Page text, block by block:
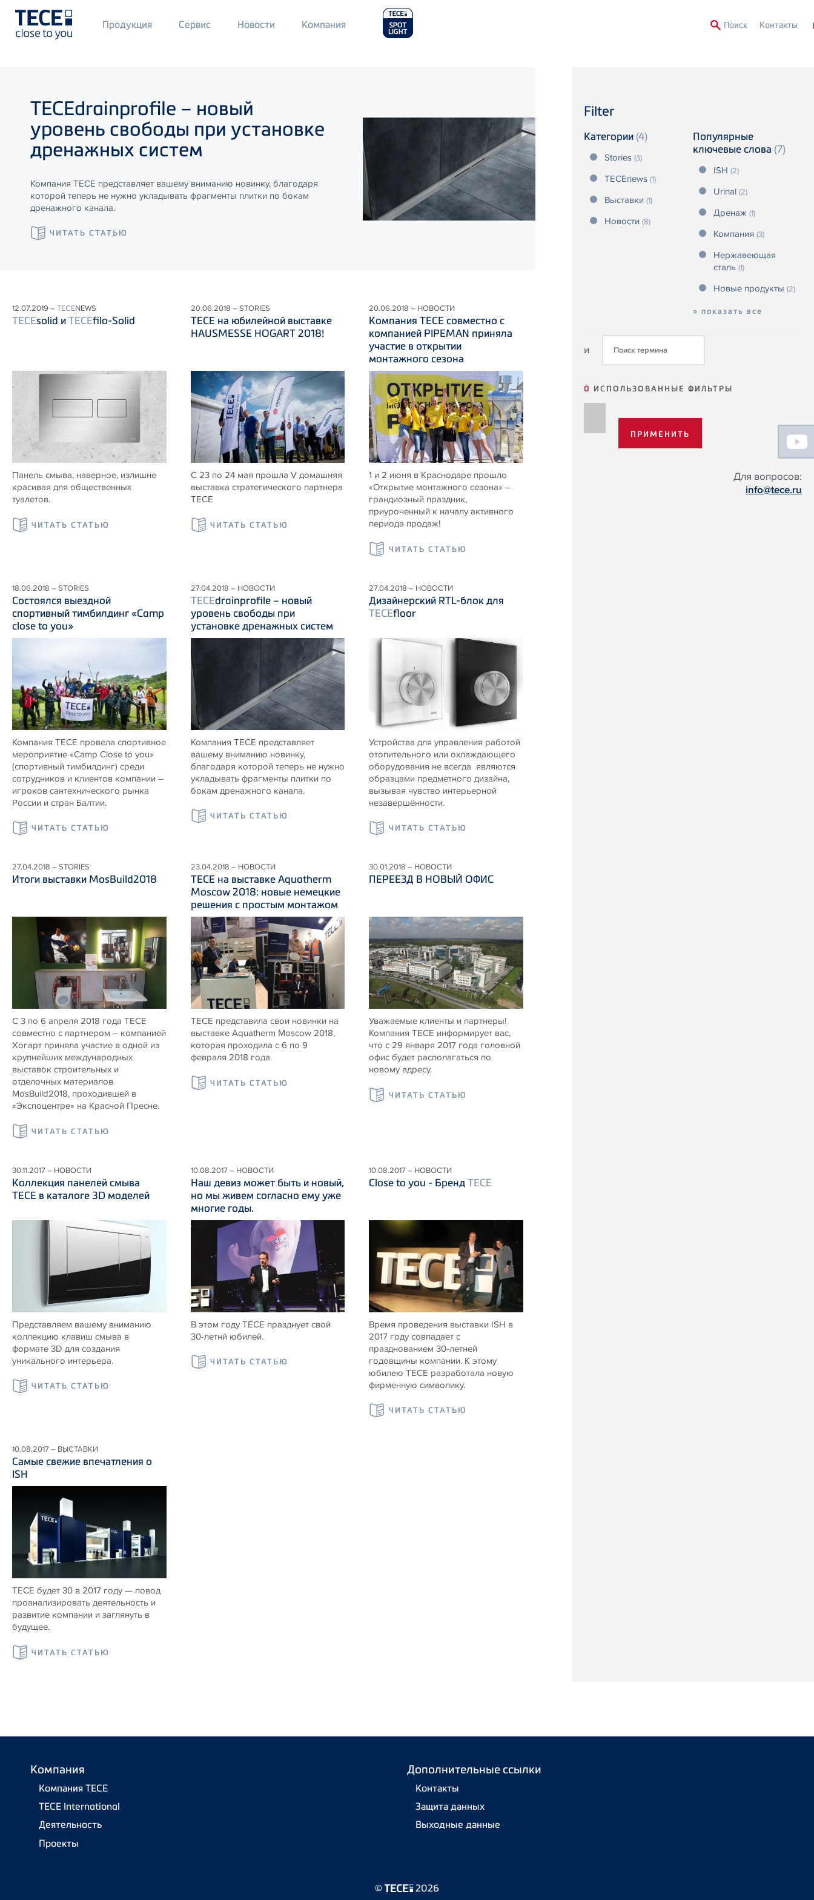
Main
Menü
Продукция Сервис Новости Main
Menu
Компания Поиск Контакты
Filter
Категории (4)
Stories (3)
TECEnews (1)
Выставки (1)
Новости (8)
Популярные
ключевые слова (7)
ISH (2)
Urinal (2)
Дренаж (1)
Компания (3)
Нержавеющая
сталь (1)
Новые продукты (2)
» показать все
и
0 ИСПОЛЬЗОВАННЫЕ ФИЛЬТРЫ
Для вопросов:
info@tece.ru
TECEdrainprofile – новый
уровень свободы при установке
дренажных систем
Компания ТЕСЕ представляет вашему вниманию новинку, благодаря
которой теперь не нужно укладывать фрагменты плитки по бокам
дренажного канала.
ЧИТАТЬ СТАТЬЮ
12.07.2019 –TECENEWS
TECEsolid иTECEfilo-Solid
Панель смыва, наверное, излишне
красивая для общественных
туалетов.
ЧИТАТЬ СТАТЬЮ
20.06.2018 – STORIES
ТЕСЕ на юбилейной выставке
HAUSMESSE HOGART 2018!
С 23 по 24 мая прошла V домашняя
выставка стратегического партнера
ТЕСЕ
ЧИТАТЬ СТАТЬЮ
20.06.2018 – НОВОСТИ
Компания ТЕСЕ совместно с
компанией PIPEMAN приняла
участие в открытии
монтажного сезона
1 и 2 июня в Краснодаре прошло
«Открытие монтажного сезона» –
грандиозный праздник,
приуроченный к началу активного
периода продаж!
ЧИТАТЬ СТАТЬЮ
18.06.2018 – STORIES
Состоялся выездной
спортивный тимбилдинг «Camp
close to you»
Компания ТЕСЕ провела спортивное
мероприятие «Camp Close to you»
(спортивный тимбилдинг) среди
сотрудников и клиентов компании –
игроков сантехнического рынка
России и стран Балтии.
ЧИТАТЬ СТАТЬЮ
27.04.2018 – НОВОСТИ
TECEdrainprofile – новый
уровень свободы при
установке дренажных систем
Компания ТЕСЕ представляет
вашему вниманию новинку,
благодаря которой теперь не нужно
укладывать фрагменты плитки по
бокам дренажного канала.
ЧИТАТЬ СТАТЬЮ
27.04.2018 – НОВОСТИ
Дизайнерский RTL-блок для
TECEfloor
Устройства для управления работой
отопительного или охлаждающего
оборудования не всегда являются
образцами предметного дизайна,
вызывая чувство интерьерной
незавершённости.
ЧИТАТЬ СТАТЬЮ
27.04.2018 – STORIES
Итоги выставки MosBuild2018
С 3 по 6 апреля 2018 года ТЕСЕ
совместно с партнером – компанией
Хогарт приняла участие в одной из
крупнейших международных
выставок строительных и
отделочных материалов
MosBuild2018, проходившей в
«Экспоцентре» на Красной Пресне.
ЧИТАТЬ СТАТЬЮ
23.04.2018 – НОВОСТИ
ТЕСЕ на выставке Aquatherm
Moscow 2018: новые немецкие
решения с простым монтажом
ТЕСЕ представила свои новинки на
выставке Aquatherm Moscow 2018,
которая проходила с 6 по 9
февраля 2018 года.
ЧИТАТЬ СТАТЬЮ
30.01.2018 – НОВОСТИ
ПЕРЕЕЗД В НОВЫЙ ОФИС
Уважаемые клиенты и партнеры!
Компания TECE информирует вас,
что с 29 января 2017 года головной
офис будет располагаться по
новому адресу.
ЧИТАТЬ СТАТЬЮ
30.11.2017 – НОВОСТИ
Коллекция панелей смыва
ТЕСЕ в каталоге 3D моделей
Представляем вашему вниманию
коллекцию клавиш смыва в
формате 3D для создания
уникального интерьера.
ЧИТАТЬ СТАТЬЮ
10.08.2017 – НОВОСТИ
Наш девиз может быть и новый,
но мы живем согласно ему уже
многие годы.
В этом году ТЕСЕ празднует свой
30-летнй юбилей.
ЧИТАТЬ СТАТЬЮ
10.08.2017 – НОВОСТИ
Close to you - БрендTECE
Время проведения выставки ISH в
2017 году совпадает с
празднованием 30-летней
годовщины компании. К этому
юбилею TECE разработала новую
фирменную символику.
ЧИТАТЬ СТАТЬЮ
10.08.2017 – ВЫСТАВКИ
Самые свежие впечатления о
ISH
TECE будет 30 в 2017 году — повод
проанализировать деятельность и
развитие компании и заглянуть в
будущее.
ЧИТАТЬ СТАТЬЮ
Компания
Компания TECE
TECE International
Деятельность
Проекты
Дополнительные ссылки
Контакты
Защита данных
Выходные данные
Floating
© 2026